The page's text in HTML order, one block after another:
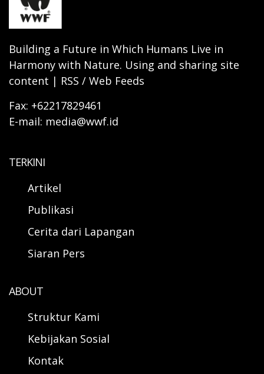
Building a Future in Which Humans Live in
Harmony with Nature. Using and sharing site
content | RSS / Web Feeds
Fax: +62217829461
E-mail: media@wwf.id
TERKINI
Artikel
Publikasi
Cerita dari Lapangan
Siaran Pers
ABOUT
Struktur Kami
Kebijakan Sosial
Kontak